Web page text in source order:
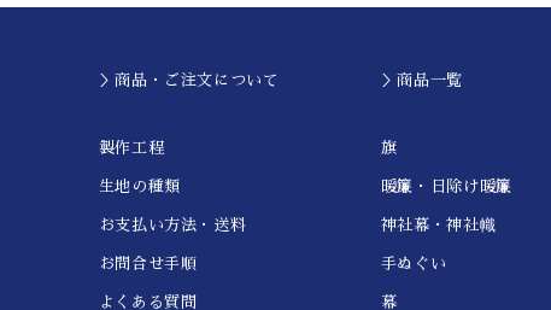
＞商品・ご注文について
製作工程
生地の種類
お支払い方法・送料
お問合せ手順
よくある質問
＞商品一覧
旗
暖簾・日除け暖簾
神社幕・神社幟
手ぬぐい
幕